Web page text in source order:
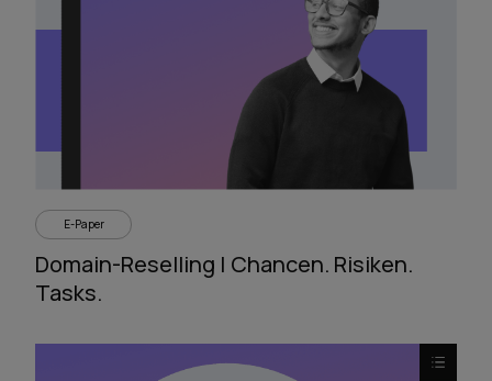
E-Paper
Domain-Reselling | Chancen. Risiken.
Tasks.